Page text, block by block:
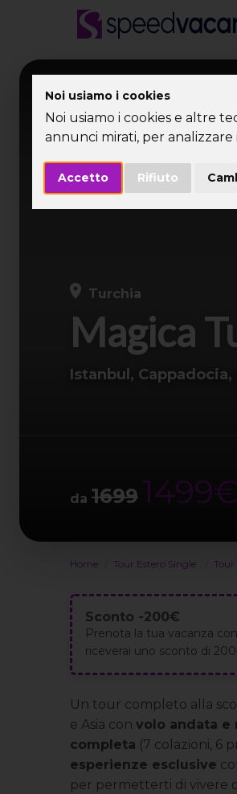
Noi usiamo i cookies
Noi usiamo i cookies e altre
annunci mirati, per
Accetto Rifiuto
Turchia
Magica
Istanbul,
da 1699 1499€
Home Tour Estero Single Tour
Sconto -200€
Prenota la tua vacanza
riceverai uno sconto di
Un tour completo alla
e Asia con volo andata e
completa (7 colazioni, 6
esperienze esclusive
per permetterti di vivere